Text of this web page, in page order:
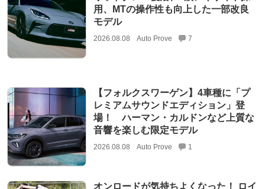
用、MTの操作性も向上した一部改良
モデル
2026.08.08 Auto Prove 7
【フォルクスワーゲン】4車種に「プ
レミアムサウンドエディション」登
場！ ハーマン・カルドンなど上質な
音響を楽しむ限定モデル
2026.08.08 Auto Prove 1
オンロードが気持ちよくなった！ ロイ